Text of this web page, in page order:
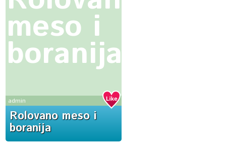
meso i
boranija
admin
Rolovano meso i
boranija